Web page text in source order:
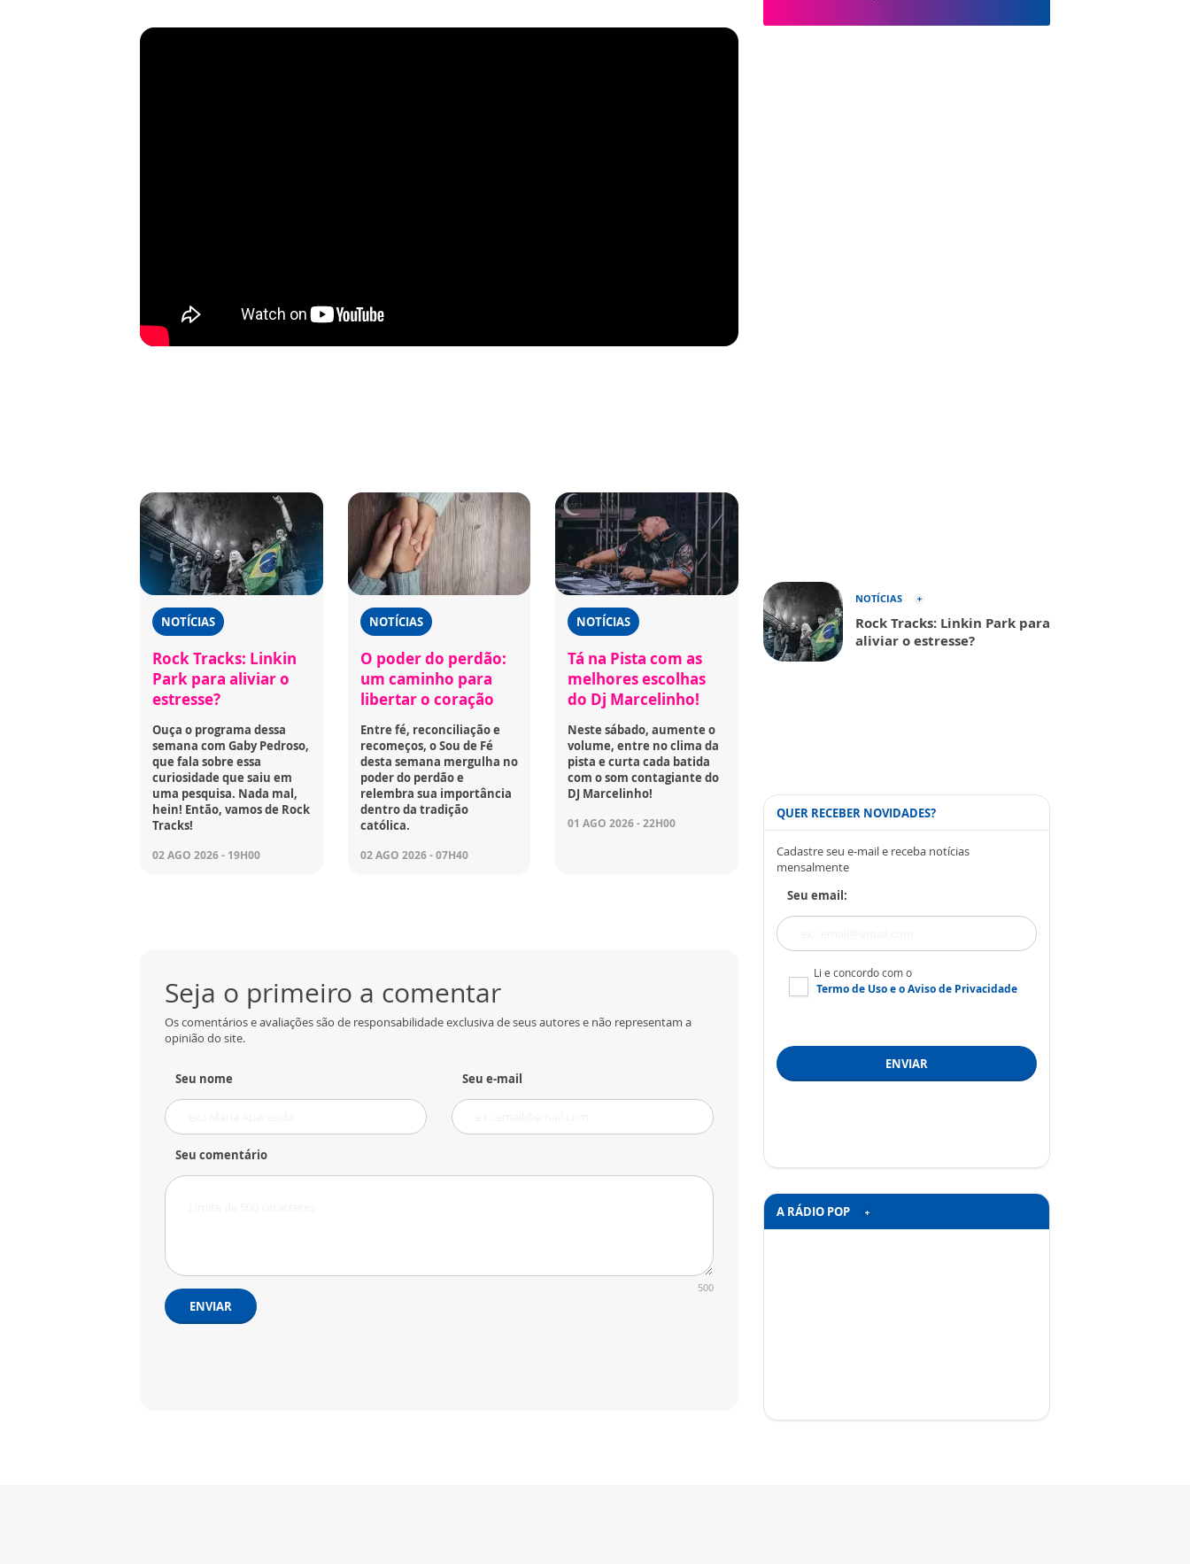
NOTÍCIAS
Rock Tracks: Linkin
Park para aliviar o
estresse?
Ouça o programa dessa
semana com Gaby Pedroso,
que fala sobre essa
curiosidade que saiu em
uma pesquisa. Nada mal,
hein! Então, vamos de Rock
Tracks!
02 AGO 2026 - 19H00
NOTÍCIAS
O poder do perdão:
um caminho para
libertar o coração
Entre fé, reconciliação e
recomeços, o Sou de Fé
desta semana mergulha no
poder do perdão e
relembra sua importância
dentro da tradição
católica.
02 AGO 2026 - 07H40
NOTÍCIAS
Tá na Pista com as
melhores escolhas
do Dj Marcelinho!
Neste sábado, aumente o
volume, entre no clima da
pista e curta cada batida
com o som contagiante do
DJ Marcelinho!
01 AGO 2026 - 22H00
Seja o primeiro a comentar
Os comentários e avaliações são de responsabilidade exclusiva de seus autores e não representam a
opinião do site.
Seu nome Seu e-mail
Seu comentário
500
ENVIAR
NOTÍCIAS
Rock Tracks: Linkin Park para
aliviar o estresse?
QUER RECEBER NOVIDADES?
Cadastre seu e-mail e receba notícias
mensalmente
Seu email:
Li e concordo com o
Termo de Usoe oAviso de Privacidade
ENVIAR
A RÁDIO POP